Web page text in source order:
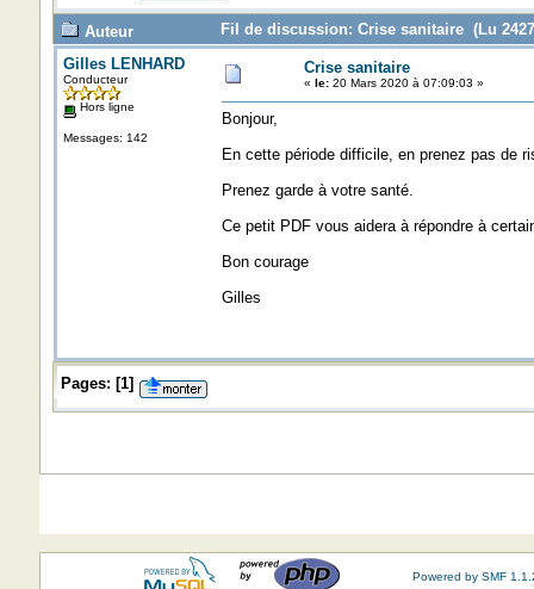
Auteur
Fil de discussion: Crise sanitaire (Lu
Gilles LENHARD
Conducteur
Hors ligne
Messages: 142
Crise sanitaire
« le:20 Mars 2020 à 07:09:03 »
Bonjour,
En cette période difficile, en prenez pas de
Prenez garde à votre santé.
Ce petit PDF vous aidera à répondre à
Bon courage
Gilles
Pages: [1]
Powered by SMF